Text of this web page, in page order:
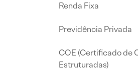
Renda Fixa
Previdência Privada
COE (Certificado de
Estruturadas)